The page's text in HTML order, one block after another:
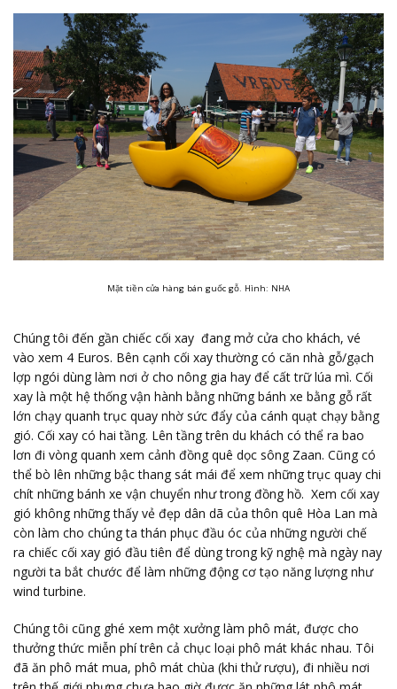
Mặt tiền cửa hàng bán guốc gỗ. Hình: NHA
Chúng tôi đến gần chiếc cối xay đang mở cửa cho khách, vé
vào xem 4 Euros. Bên cạnh cối xay thường có căn nhà gỗ/gạch
lợp ngói dùng làm nơi ở cho nông gia hay để cất trữ lúa mì. Cối
xay là một hệ thống vận hành bằng những bánh xe bằng gỗ rất
lớn chạy quanh trục quay nhờ sức đẩy của cánh quạt chạy bằng
gió. Cối xay có hai tầng. Lên tầng trên du khách có thể ra bao
lơn đi vòng quanh xem cảnh đồng quê dọc sông Zaan. Cũng có
thể bò lên những bậc thang sát mái để xem những trục quay chi
chít những bánh xe vận chuyển như trong đồng hồ. Xem cối xay
gió không những thấy vẻ đẹp dân dã của thôn quê Hòa Lan mà
còn làm cho chúng ta thán phục đầu óc của những người chế
ra chiếc cối xay gió đầu tiên để dùng trong kỹ nghệ mà ngày nay
người ta bắt chước để làm những động cơ tạo năng lượng như
wind turbine.
Chúng tôi cũng ghé xem một xưởng làm phô mát, được cho
thưởng thức miễn phí trên cả chục loại phô mát khác nhau. Tôi
đã ăn phô mát mua, phô mát chùa (khi thử rượu), đi nhiều nơi